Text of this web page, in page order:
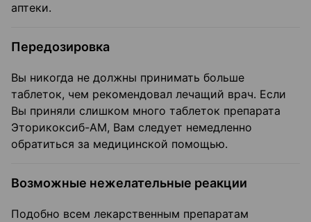
аптеки.
Передозировка
Вы никогда не должны принимать больше
таблеток, чем рекомендовал лечащий врач. Если
Вы приняли слишком много таблеток препарата
Эторикоксиб-АМ, Вам следует немедленно
обратиться за медицинской помощью.
Возможные нежелательные реакции
Подобно всем лекарственным препаратам